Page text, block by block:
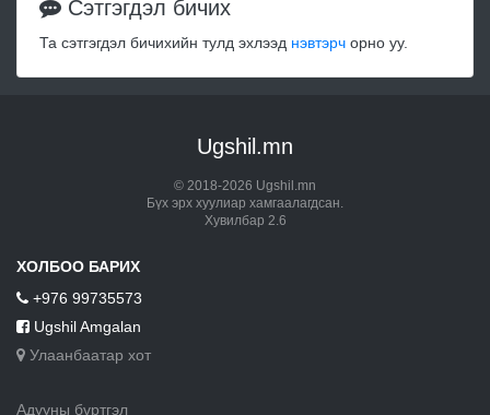
Сэтгэгдэл бичих
Та сэтгэгдэл бичихийн тулд эхлээд нэвтэрч орно уу.
Ugshil.mn
© 2018-2026 Ugshil.mn
Бүх эрх хуулиар хамгаалагдсан.
Хувилбар 2.6
ХОЛБОО БАРИХ
+976 99735573
Ugshil Amgalan
Улаанбаатар хот
Адууны бүртгэл